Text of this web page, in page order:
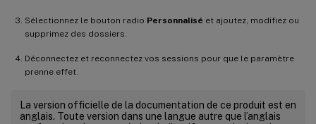
Sélectionnez le bouton radio Personnalisé et ajoutez, modifiez ou
supprimez des dossiers.
Déconnectez et reconnectez vos sessions pour que le paramètre
prenne effet.
La version officielle de la documentation de ce produit est en
anglais. Toute version dans une langue autre que l’anglais